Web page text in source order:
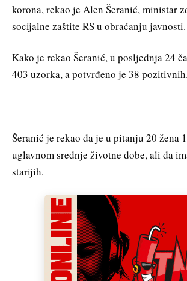
korona, rekao je Alen Šeranić, ministar
socijalne zaštite RS u obraćanju javnosti.
Kako je rekao Šeranić, u posljednja 24
403 uzorka, a potvrđeno je 38 pozitivnih.
Šeranić je rekao da je u pitanju 20 žena
uglavnom srednje životne dobe, ali da
starijih.